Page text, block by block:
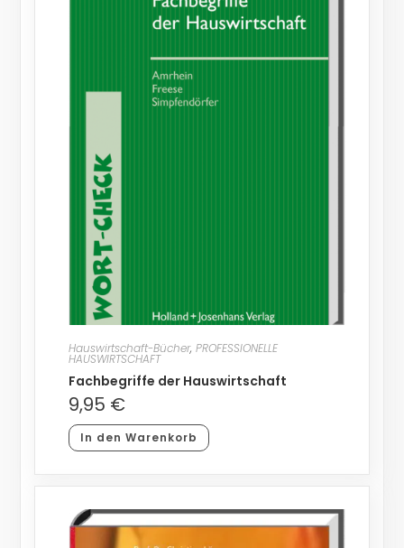
Hauswirtschaft-Bücher, PROFESSIONELLE
HAUSWIRTSCHAFT
Fachbegriffe der Hauswirtschaft
9,95 €
In den Warenkorb